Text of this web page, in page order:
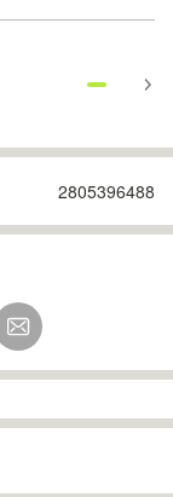
2805396488